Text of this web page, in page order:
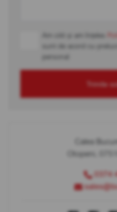
Am citit și am înțeles
sunt de acord cu
personal
Trimite
Calea
Otopeni,
0374